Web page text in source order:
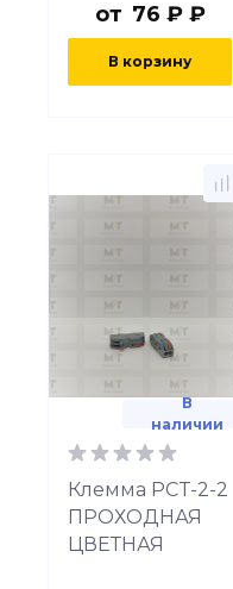
от 76 ₽ ₽
В корзину
В
наличии
Клемма PCT-2-2
ПРОХОДНАЯ
ЦВЕТНАЯ